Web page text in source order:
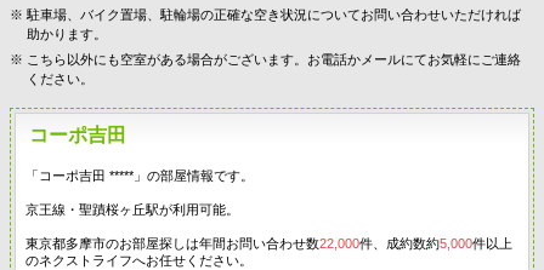
駐車場、バイク置場、駐輪場の正確な空き状況についてお問い合わせいただければ
助かります。
こちら以外にも空室がある場合がございます。お電話かメールにてお気軽にご連絡
ください。
コーポ吉田
「コーポ吉田 *****」の部屋情報です。
京王線・聖蹟桜ヶ丘駅が利用可能。
東京都多摩市のお部屋探しは年間お問い合わせ数22,000件、成約数約5,000件以上
のネクストライフへお任せください。